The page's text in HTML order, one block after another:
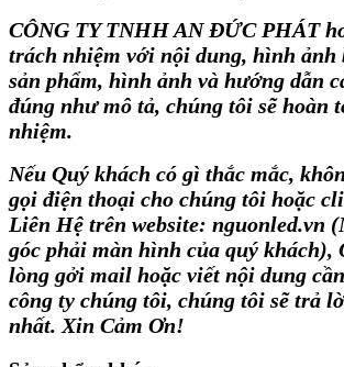
CÔNG TY TNHH AN ĐỨC PHÁT
trách nhiệm với nội dung, hình ảnh
sản phẩm, hình ảnh và hướng dẫn
đúng như mô tả, chúng tôi sẽ hoàn
nhiệm.
Nếu Quý khách có gì thắc mắc,
gọi điện thoại cho chúng tôi hoặc
Liên Hệ trên website: nguonled.vn
góc phải màn hình của quý khách),
lòng gởi mail hoặc viết nội dung
công ty chúng tôi, chúng tôi sẽ trả
nhất. Xin Cảm Ơn!